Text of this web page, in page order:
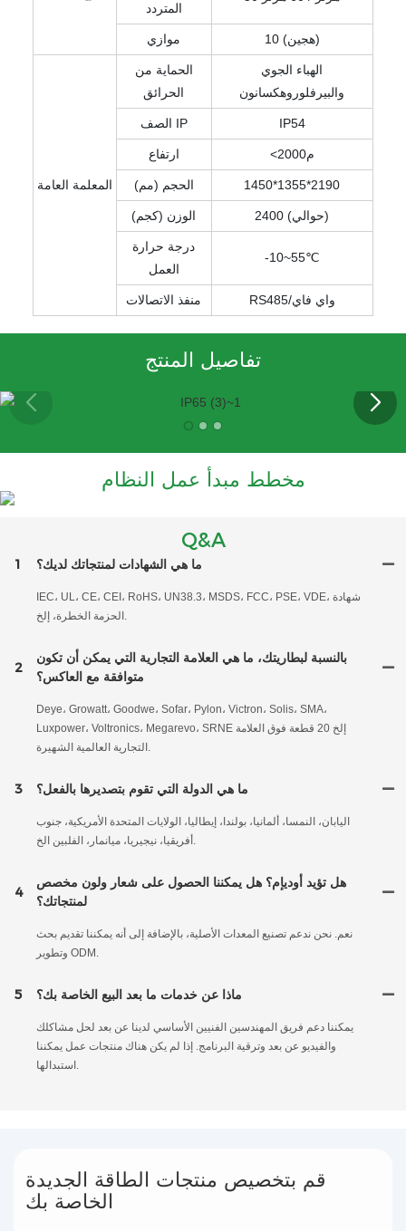
المتردد
موازي 10 (هجين)
المعلمة العامة
الحماية من
الحرائق
الهباء الجوي
والبيرفلوروهكسانون
الصف IP IP54
ارتفاع <م2000
الحجم (مم) 1450*1355*2190
الوزن (كجم) 2400 (حوالي)
درجة حرارة
العمل
-10~55℃
منفذ الاتصالات RS485/واي فاي
تفاصيل المنتج
مخطط مبدأ عمل النظام
Q&A
1 ما هي الشهادات لمنتجاتك لديك؟
IEC، UL، CE، CEI، RoHS، UN38.3، MSDS، FCC، PSE، VDE، شهادة
الحزمة الخطرة، إلخ.
2
بالنسبة لبطاريتك، ما هي العلامة التجارية التي يمكن أن تكون
متوافقة مع العاكس؟
Deye، Growatt، Goodwe، Sofar، Pylon، Victron، Solis، SMA،
Luxpower، Voltronics، Megarevo، SRNE إلخ 20 قطعة فوق العلامة
التجارية العالمية الشهيرة.
3 ما هي الدولة التي تقوم بتصديرها بالفعل؟
اليابان، النمسا، ألمانيا، بولندا، إيطاليا، الولايات المتحدة الأمريكية، جنوب
أفريقيا، نيجيريا، ميانمار، الفلبين الخ.
4
هل تؤيد أوديإم؟ هل يمكننا الحصول على شعار ولون مخصص
لمنتجاتك؟
نعم. نحن ندعم تصنيع المعدات الأصلية، بالإضافة إلى أنه يمكننا تقديم بحث
وتطوير ODM.
5 ماذا عن خدمات ما بعد البيع الخاصة بك؟
يمكننا دعم فريق المهندسين الفنيين الأساسي لدينا عن بعد لحل مشاكلك
والفيديو عن بعد وترقية البرنامج. إذا لم يكن هناك منتجات عمل يمكننا
استبدالها.
قم بتخصيص منتجات الطاقة الجديدة
الخاصة بك